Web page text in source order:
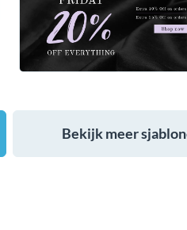
Bekijk meer